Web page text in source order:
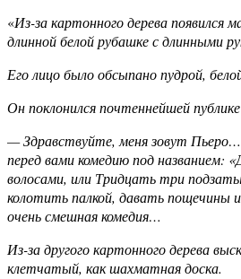
«Из-за картонного дерева появился
длинной белой рубашке с длинными
Его лицо было обсыпано пудрой,
Он поклонился почтеннейшей
— Здравствуйте, меня зовут
перед вами комедию под названием:
волосами, или Тридцать три
колотить палкой, давать пощечины
очень смешная комедия…
Из-за другого картонного дерева
клетчатый, как шахматная доска.